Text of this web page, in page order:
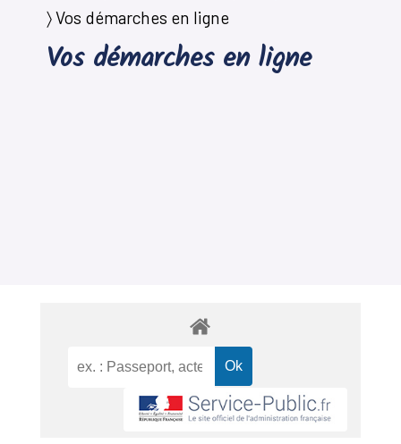
〉Vos démarches en ligne
Vos démarches en ligne